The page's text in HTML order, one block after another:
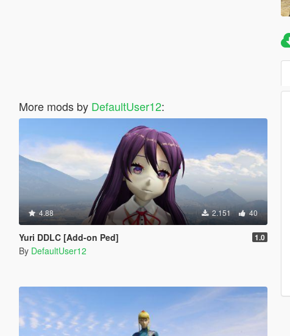
More mods by DefaultUser12:
4.88 2.151 40
Yuri DDLC [Add-on Ped] 1.0
By DefaultUser12